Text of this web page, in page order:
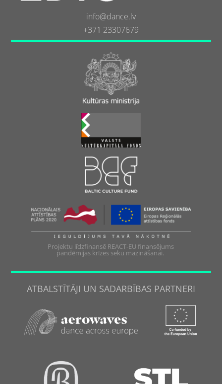
info@dance.lv
+371 23307679
Projektu līdzfinansē REACT-EU finansējums
pandēmijas krīzes seku mazināšanai.
ATBALSTĪTĀJI UN SADARBĪBAS PARTNERI